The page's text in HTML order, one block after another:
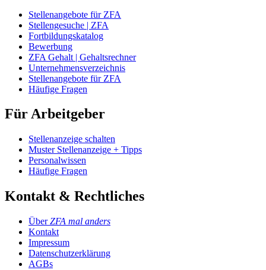
Stellenangebote für ZFA
Stellengesuche | ZFA
Fortbildungskatalog
Bewerbung
ZFA Gehalt | Gehaltsrechner
Unternehmensverzeichnis
Stellenangebote für ZFA
Häufige Fragen
Für Arbeitgeber
Stellenanzeige schalten
Muster Stellenanzeige + Tipps
Personalwissen
Häufige Fragen
Kontakt & Rechtliches
ÜberZFA mal anders
Kontakt
Impressum
Datenschutzerklärung
AGBs